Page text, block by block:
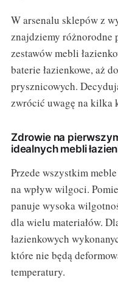
W arsenalu sklepów z
znajdziemy różnorodne
zestawów mebli
baterie łazienkowe, aż
prysznicowych.
zwrócić uwagę na kilka
Zdrowie na
idealnych mebli
Przede wszystkim
na wpływ wilgoci.
panuje wysoka
dla wielu materiałów.
łazienkowych
które nie będą
temperatury.